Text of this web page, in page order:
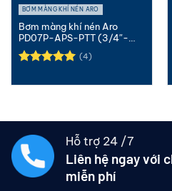
BƠM MÀNG KHÍ NÉN ARO
Bơm màng khí nén Aro
PD07P-APS-PTT (3/4″-
PP-PTFE)
hạng5.00
(4)
Hỗ trợ 24 /7
Liên hệ ngay với
miễn phí